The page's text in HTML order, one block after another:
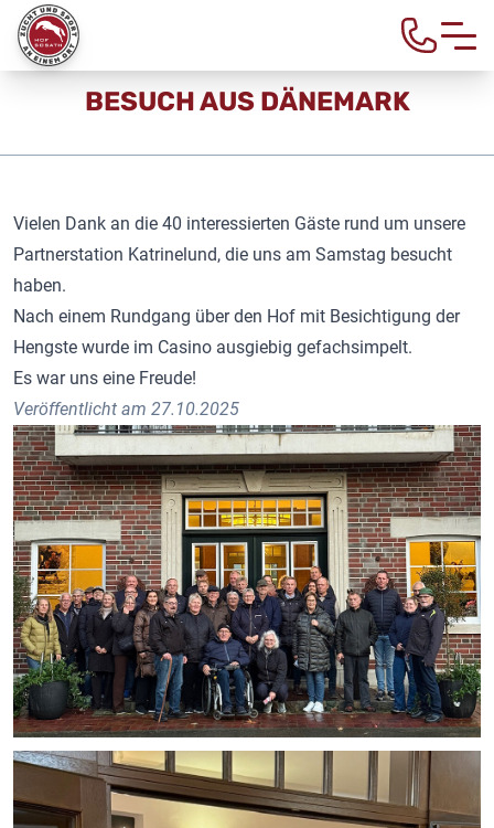
Home>Aktuelles
BESUCH AUS DÄNEMARK
Vielen Dank an die 40 interessierten Gäste rund um unsere
Partnerstation Katrinelund, die uns am Samstag besucht
haben.
Nach einem Rundgang über den Hof mit Besichtigung der
Hengste wurde im Casino ausgiebig gefachsimpelt.
Es war uns eine Freude!
Veröffentlicht am 27.10.2025